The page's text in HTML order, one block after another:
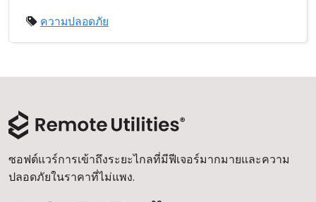
ความปลอดภัย
ซอฟต์แวร์การเข้าถึงระยะไกลที่มีฟีเจอร์มากมายและความ
ปลอดภัยในราคาที่ไม่แพง.